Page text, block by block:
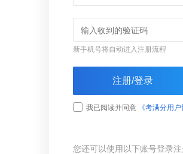
新手机号将自动进入注册流程
注册/登录
我已阅读并同意 《考满分用户
您还可以使用以下账号登录